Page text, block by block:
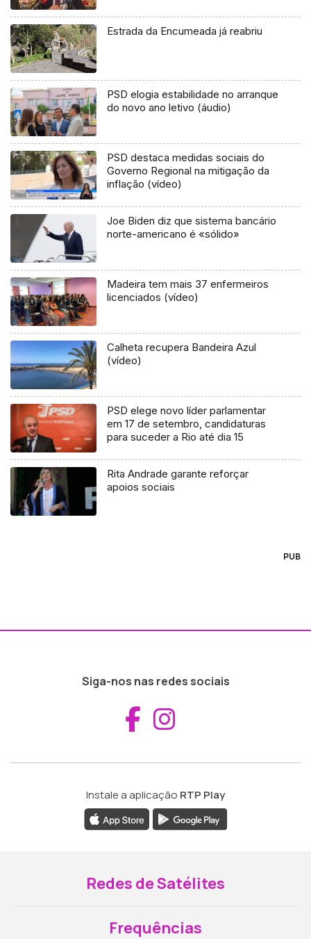
Estrada da Encumeada já reabriu
PSD elogia estabilidade no arranque
do novo ano letivo (áudio)
PSD destaca medidas sociais do
Governo Regional na mitigação da
inflação (vídeo)
Joe Biden diz que sistema bancário
norte-americano é «sólido»
Madeira tem mais 37 enfermeiros
licenciados (vídeo)
Calheta recupera Bandeira Azul
(vídeo)
PSD elege novo líder parlamentar
em 17 de setembro, candidaturas
para suceder a Rio até dia 15
Rita Andrade garante reforçar
apoios sociais
PUB
Siga-nos nas redes sociais
Aceder ao
Instale a aplicação RTP Play
Redes de Satélites
Frequências